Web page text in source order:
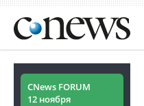
CNews FORUM
12 ноября